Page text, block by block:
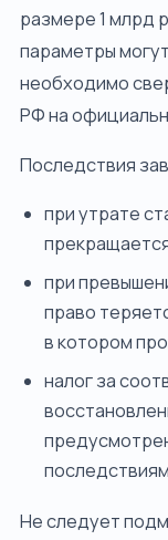
размере 1 млрд
параметры
необходимо
РФ на
Последствия
при утрате
при
право
в котором
налог за
Не следует